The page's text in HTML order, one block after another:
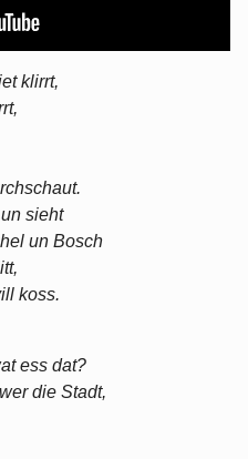
klirrt,
sieht
un Bosch
koss.
ess dat?
die Stadt,